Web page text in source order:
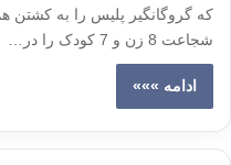
که گروگانگیر پلیس را به کشتن
شجاعت 8 زن و 7 کودک را در…
ادامه »»»